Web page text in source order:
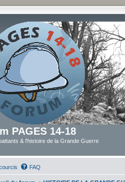
PAGES 14-18
& l'histoire de la Grande Guerre
FAQ